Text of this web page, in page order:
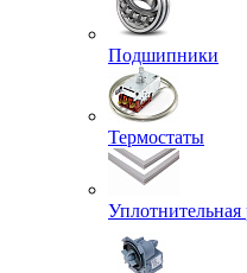
Подшипники
Термостаты
Уплотнительная